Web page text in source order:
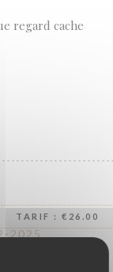
regard cache
2025
TARIF : €26.00